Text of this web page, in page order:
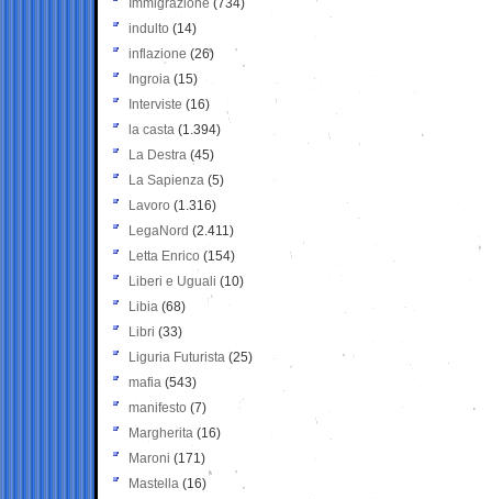
Immigrazione (734)
indulto (14)
inflazione (26)
Ingroia (15)
Interviste (16)
la casta (1.394)
La Destra (45)
La Sapienza (5)
Lavoro (1.316)
LegaNord (2.411)
Letta Enrico (154)
Liberi e Uguali (10)
Libia (68)
Libri (33)
Liguria Futurista (25)
mafia (543)
manifesto (7)
Margherita (16)
Maroni (171)
Mastella (16)